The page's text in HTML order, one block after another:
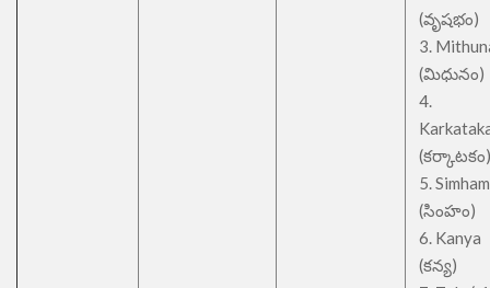
(వృషభం)
3.
(మిధునం)
4.
(కర్కాటకం)
5. Simham
(సింహం)
6. Kanya
(కన్య)